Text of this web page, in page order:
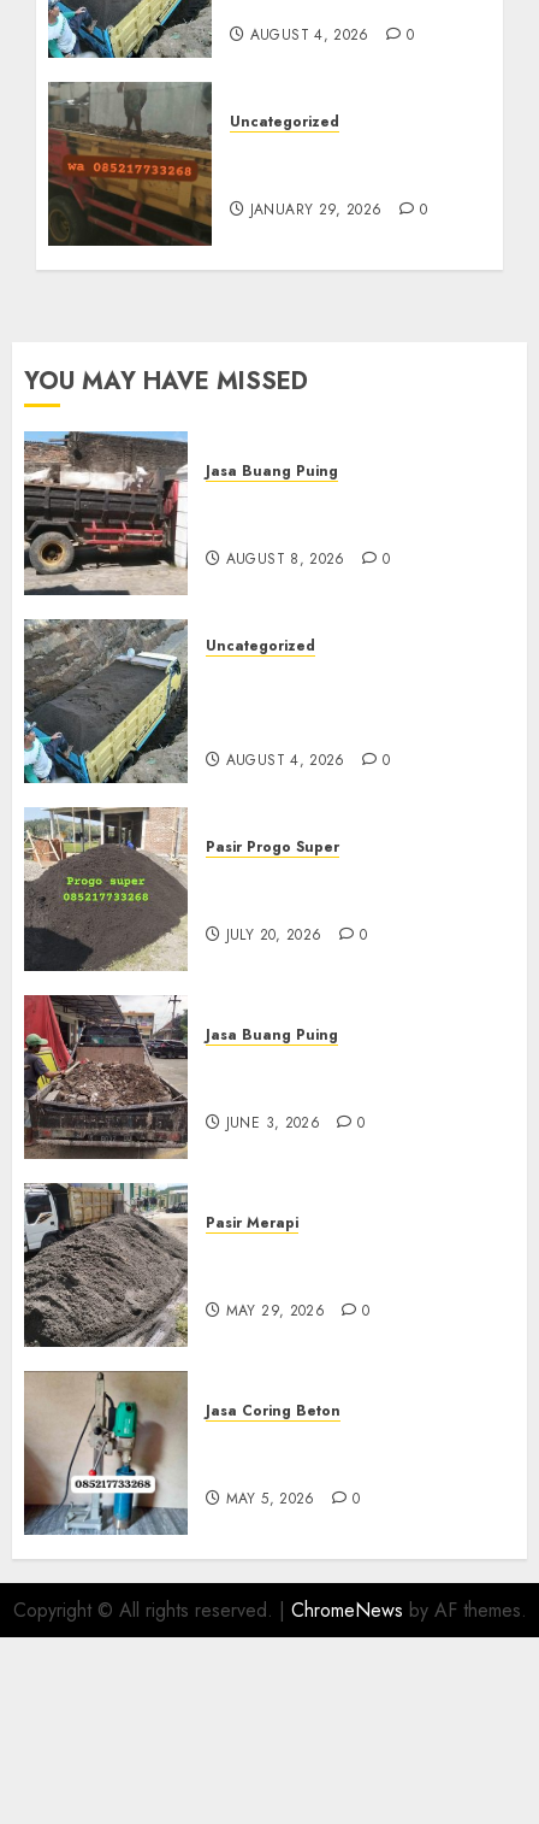
AUGUST 4, 2026 0
Uncategorized
JANUARY 29, 2026 0
YOU MAY HAVE MISSED
Jasa Buang Puing
AUGUST 8, 2026 0
Uncategorized
AUGUST 4, 2026 0
Pasir Progo Super
JULY 20, 2026 0
Jasa Buang Puing
JUNE 3, 2026 0
Pasir Merapi
MAY 29, 2026 0
Jasa Coring Beton
MAY 5, 2026 0
Copyright © All rights reserved. | ChromeNews by AF themes.